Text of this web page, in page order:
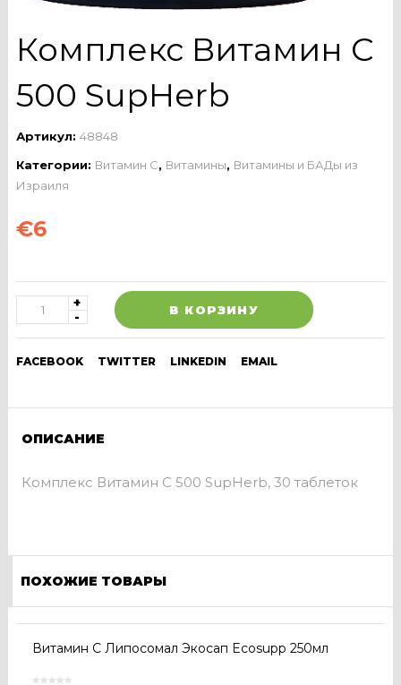
Комплекс Витамин C
500 SupHerb
Артикул: 48848
Категории: Витамин C, Витамины, Витамины и БАДы из
Израиля
€6
В КОРЗИНУ
FACEBOOK TWITTER LINKEDIN EMAIL
ОПИСАНИЕ
Комплекс Витамин C 500 SupHerb, 30 таблеток
ПОХОЖИЕ ТОВАРЫ
Витамин С Липосомал Экосап Ecosupp 250мл